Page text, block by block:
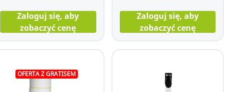
Zaloguj się, aby
zobaczyć cenę
Zaloguj się, aby
zobaczyć cenę
OFERTA Z GRATISEM